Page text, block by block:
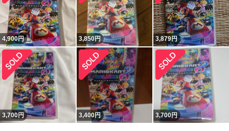
4,900円 3,850円 3,879円
3,700円 3,400円 3,700円